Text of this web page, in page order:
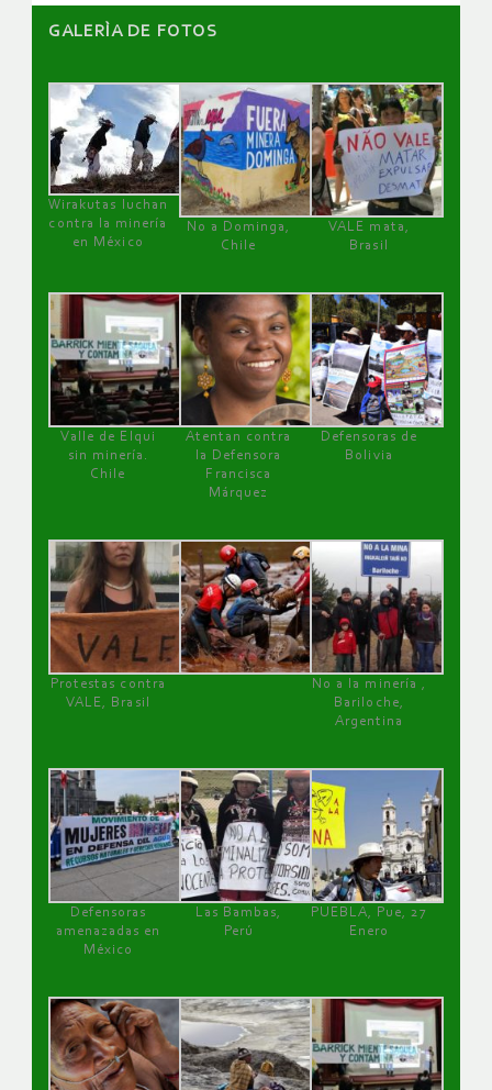
GALERÌA DE FOTOS
Wirakutas luchan
contra la minería
en México
No a Dominga,
Chile
VALE mata,
Brasil
Valle de Elqui
sin minería.
Chile
Atentan contra
la Defensora
Francisca
Márquez
Defensoras de
Bolivia
Protestas contra
VALE, Brasil
No a la minería ,
Bariloche,
Argentina
Defensoras
amenazadas en
México
Las Bambas,
Perú
PUEBLA, Pue, 27
Enero